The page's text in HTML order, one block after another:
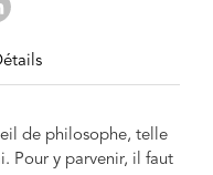
de philosophe, telle
Pour y parvenir, il faut